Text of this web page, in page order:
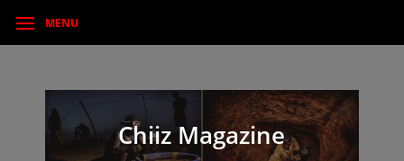
MENU
Chiiz Magazine